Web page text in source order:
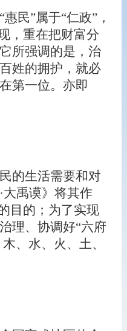
民”属于“仁政”，
，重在把财富分
所强调的是，治
姓的拥护，就必
第一位。亦即
的生活需要和对
大禹谟》将其作
目的；为了实现
理、协调好“六府
、水、火、土、